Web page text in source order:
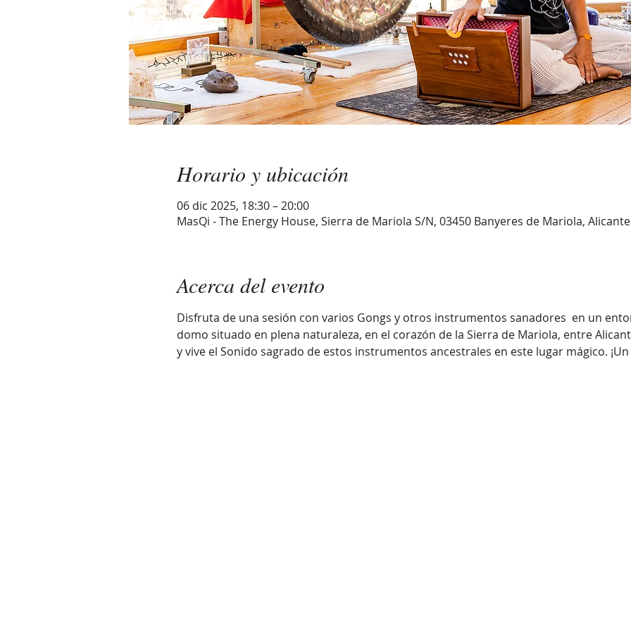
Horario y ubicación
06 dic 2025, 18:30 – 20:00
MasQi - The Energy House, Sierra de Mariola S/N, 03450 Banyeres de Mariola, Alicante
Acerca del evento
Disfruta de una sesión con varios Gongs y otros instrumentos sanadores  en un
domo situado en plena naturaleza, en el corazón de la Sierra de Mariola, entre
y vive el Sonido sagrado de estos instrumentos ancestrales en este lugar mágico.